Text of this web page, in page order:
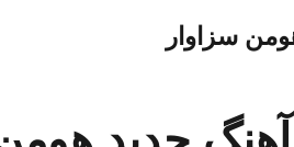
سزاوار